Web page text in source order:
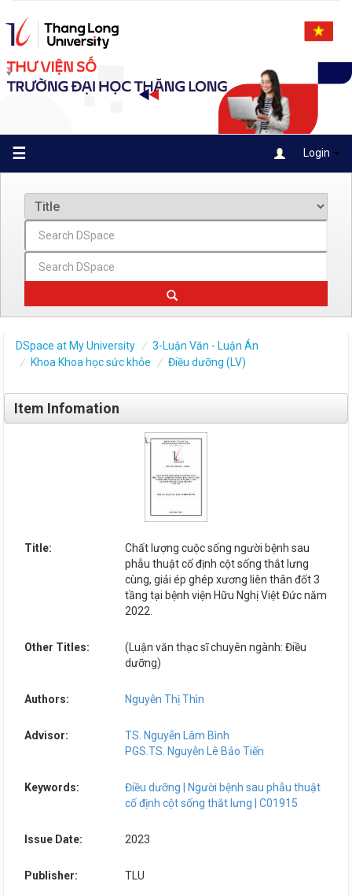
navigation
☰ Login
DSpace at My University
3-Luận Văn - Luận Án
Khoa Khoa học sức khỏe
Điều dưỡng (LV)
Item Infomation
Title:
Chất lượng cuộc sống người bệnh sau
phẫu thuật cố định cột sống thắt lưng
cùng, giải ép ghép xương liên thân đốt 3
tầng tại bệnh viện Hữu Nghị Việt Đức năm
2022.
Other Titles:
(Luận văn thạc sĩ chuyên ngành: Điều
dưỡng)
Authors: Nguyễn Thị Thìn
Advisor:
TS. Nguyễn Lâm Bình
PGS.TS. Nguyễn Lê Bảo Tiến
Keywords:
Điều dưỡng | Người bệnh sau phẫu thuật
cố định cột sống thắt lưng | C01915
Issue Date: 2023
Publisher: TLU